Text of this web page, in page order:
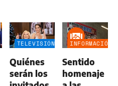
TELEVISIÓN
Quiénes
serán los
INFORMACIÓN
Sentido
homenaje